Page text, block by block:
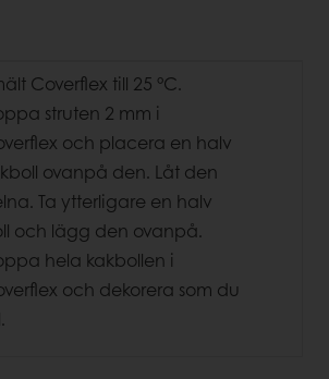
Coverflex till 25 °C.
struten 2 mm i
och placera en halv
ovanpå den. Låt den
Ta ytterligare en halv
och lägg den ovanpå.
hela kakbollen i
och dekorera som du